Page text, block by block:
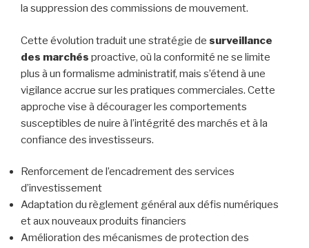
la suppression des commissions de mouvement.
Cette évolution traduit une stratégie de surveillance
des marchés proactive, où la conformité ne se limite
plus à un formalisme administratif, mais s’étend à une
vigilance accrue sur les pratiques commerciales. Cette
approche vise à décourager les comportements
susceptibles de nuire à l’intégrité des marchés et à la
confiance des investisseurs.
Renforcement de l’encadrement des services
d’investissement
Adaptation du règlement général aux défis numériques
et aux nouveaux produits financiers
Amélioration des mécanismes de protection des